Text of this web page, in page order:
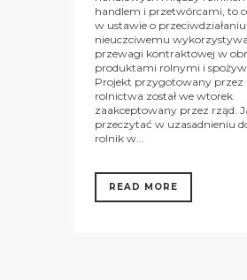
handlem i przetwórcami, to
w ustawie o przeciwdziałaniu
nieuczciwemu
przewagi kontraktowej w
produktami rolnymi i
Projekt przygotowany przez
rolnictwa został we wtorek
zaakceptowany przez rząd.
przeczytać w uzasadnieniu
rolnik w...
READ MORE